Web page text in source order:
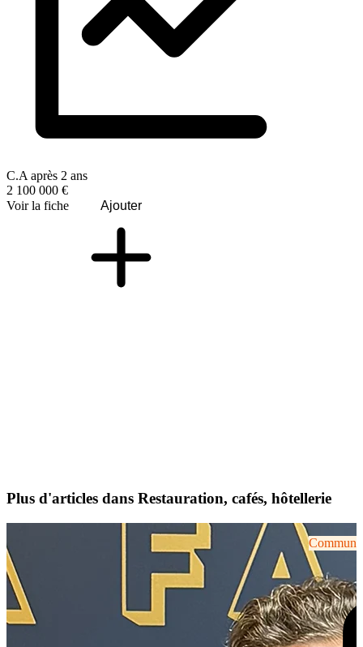
C.A après 2 ans
2 100 000 €
Voir la fiche
Ajouter
Plus d'articles dans Restauration, cafés, hôtellerie